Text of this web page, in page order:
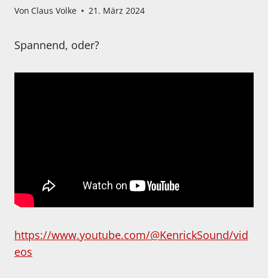
Von Claus Volke 21. März 2024
Spannend, oder?
https://www.youtube.com/@KenrickSound/vid
eos